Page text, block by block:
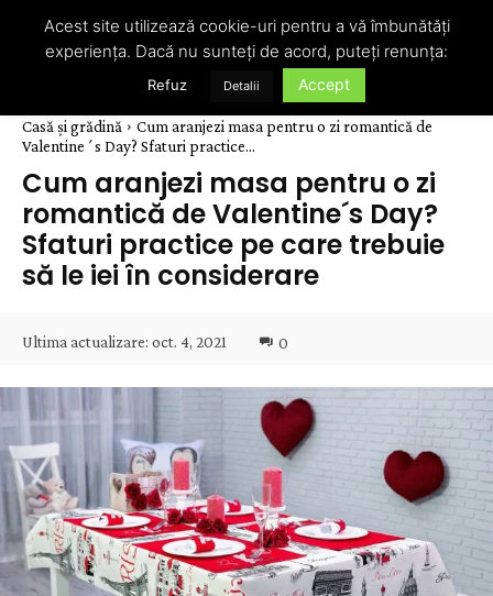
Casă și grădină
Cum aranjezi masa pentru o zi romantică de
Valentine´s Day? Sfaturi practice...
Cum aranjezi masa pentru o zi
romantică de Valentine´s Day?
Sfaturi practice pe care trebuie
să le iei în considerare
Ultima actualizare: oct. 4, 2021 0
Acest site utilizează cookie-uri pentru a vă îmbunătăți
experiența. Dacă nu sunteți de acord, puteți renunța:
Refuz Detalii Accept